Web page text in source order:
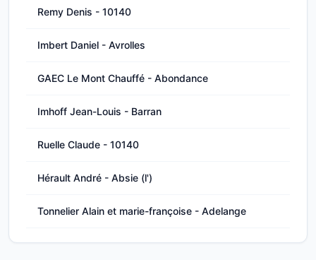
Remy Denis - 10140
Imbert Daniel - Avrolles
GAEC Le Mont Chauffé - Abondance
Imhoff Jean-Louis - Barran
Ruelle Claude - 10140
Hérault André - Absie (l')
Tonnelier Alain et marie-françoise - Adelange